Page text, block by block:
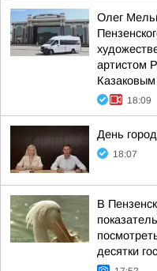
Олег
артистом
Казаковым
18:09
День
18:07
В
десятки